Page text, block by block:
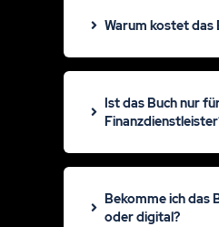
Warum kostet das
Ist das Buch nur
Bekomme ich das
oder digital?